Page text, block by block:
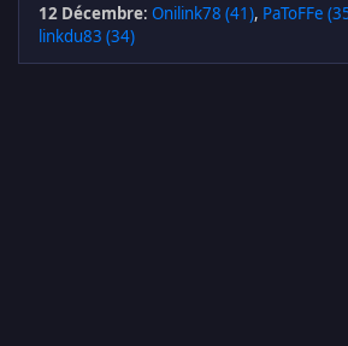
12 Décembre: Onilink78 (41), PaToFFe
linkdu83 (34)